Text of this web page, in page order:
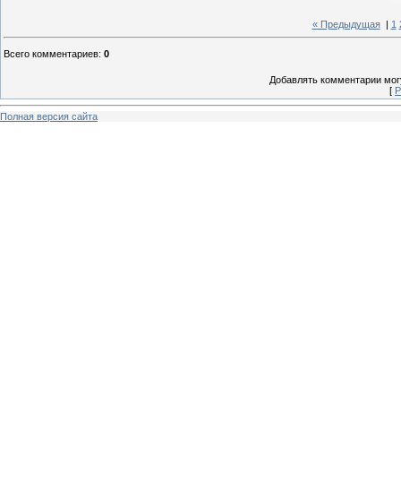
« Предыдущая| 1
Всего комментариев: 0
Добавлять комментарии
[
Полная версия сайта